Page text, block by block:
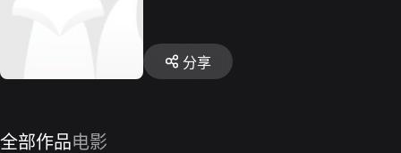
分享
全部作品电影